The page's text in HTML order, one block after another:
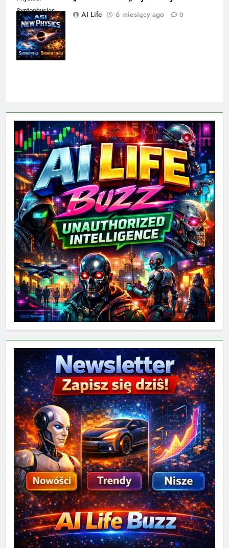
Syntophysics
and
Ontomechanics.
Martin Novak
AI Life
6 miesięcy ago 0